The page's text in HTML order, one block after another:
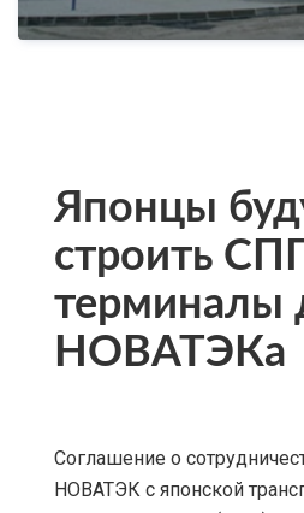
Японцы
строить
терминалы
НОВАТЭКа
Соглашение о
НОВАТЭК с японской